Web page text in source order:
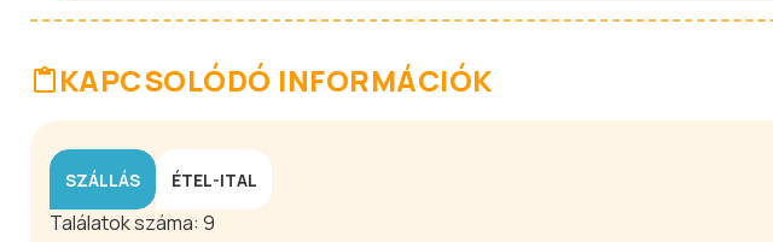
KAPCSOLÓDÓ INFORMÁCIÓK
SZÁLLÁS ÉTEL-ITAL
Találatok száma: 9